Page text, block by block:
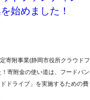
始めました！
寄附事業(静岡市役所クラウドフ
寄附金の使い道は、フードバン
ドライブ」を実施するための費